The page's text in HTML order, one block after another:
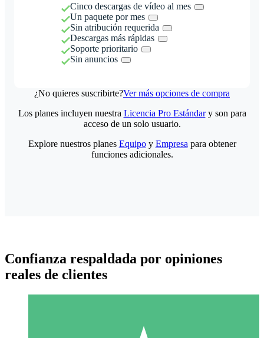
Cinco descargas de vídeo al mes
Un paquete por mes
Sin atribución requerida
Descargas más rápidas
Soporte prioritario
Sin anuncios
¿No quieres suscribirte?Ver más opciones de compra
Los planes incluyen nuestra Licencia Pro Estándary son para
acceso de un solo usuario.
Explore nuestros planes Equipoy Empresa para obtener
funciones adicionales.
Confianza respaldada por opiniones
reales de clientes